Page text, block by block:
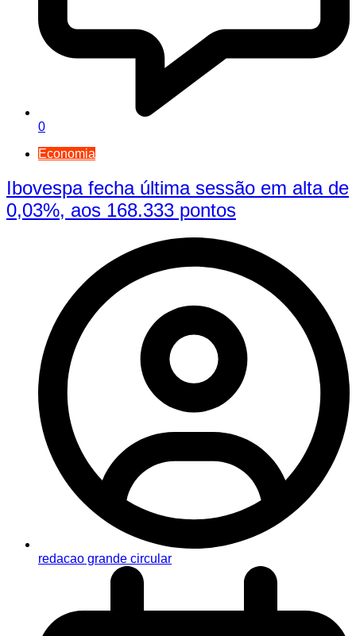
0
Economia
Ibovespa fecha última sessão em alta de
0,03%, aos 168.333 pontos
redacao grande circular